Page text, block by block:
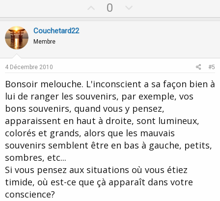
p
t
0
o
v
t
e
Couchetard22
Membre
4 Décembre 2010 #5
Bonsoir melouche. L'inconscient a sa façon bien à
lui de ranger les souvenirs, par exemple, vos
bons souvenirs, quand vous y pensez,
apparaissent en haut à droite, sont lumineux,
colorés et grands, alors que les mauvais
souvenirs semblent être en bas à gauche, petits,
sombres, etc...
Si vous pensez aux situations où vous étiez
timide, où est-ce que çà apparaît dans votre
conscience?